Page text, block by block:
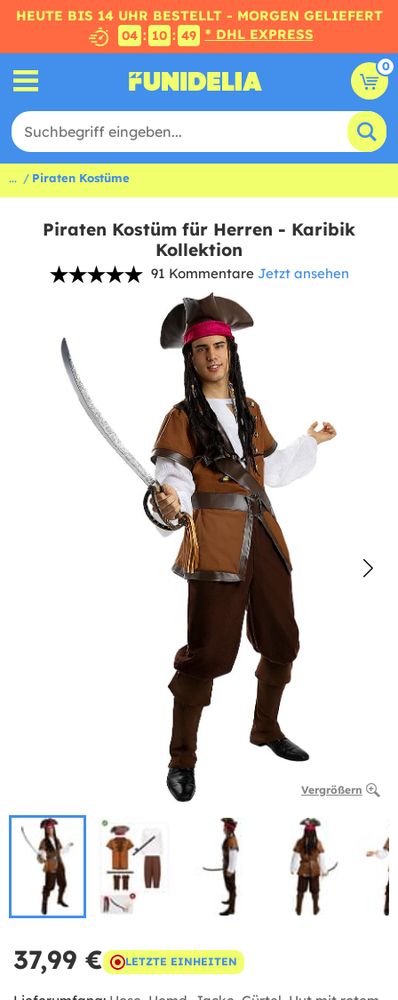
HEUTE BIS 14 UHR BESTELLT - MORGEN GELIEFERT
04 : 10 : 49 * DHL EXPRESS
0
... Piraten Kostüme
Piraten Kostüm für Herren - Karibik
Kollektion
91 Kommentare Jetzt ansehen
Vergrößern
37,99 € LETZTE EINHEITEN